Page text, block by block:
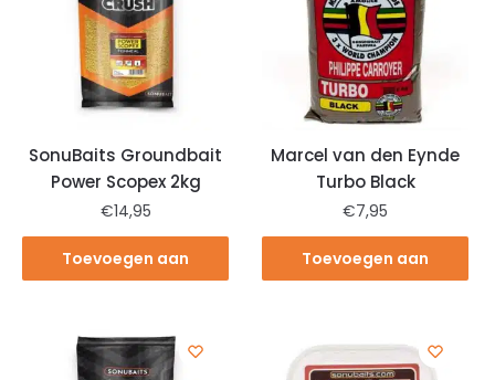
SonuBaits Groundbait
Power Scopex 2kg
€14,95
Toevoegen aan
Marcel van den Eynde
Turbo Black
€7,95
Toevoegen aan